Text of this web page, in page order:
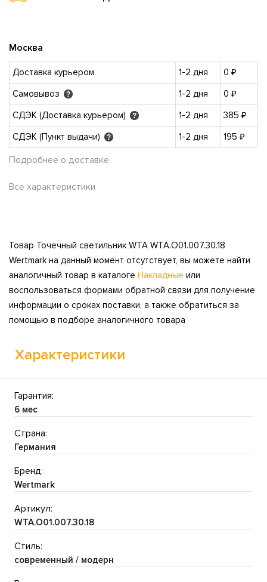
Москва
Доставка курьером 1-2 дня
0 ₽
Самовывоз
? 1-2 дня
0 ₽
СДЭК (Доставка курьером)
? 1-2 дня
385 ₽
СДЭК (Пункт выдачи)
? 1-2 дня 195 ₽
Подробнее о доставке
Все характеристики
Товар Точечный светильник WTA WTA.O01.007.30.18
Wertmark на данный момент отсутствует, вы можете найти
аналогичный товар в каталоге Накладные или
воспользоваться формами обратной связи для получение
информации о сроках поставки, а также обратиться за
помощью в подборе аналогичного товара
Характеристики
Гарантия:
6 мес
Страна:
Германия
Бренд:
Wertmark
Артикул:
WTA.O01.007.30.18
Стиль:
современный / модерн